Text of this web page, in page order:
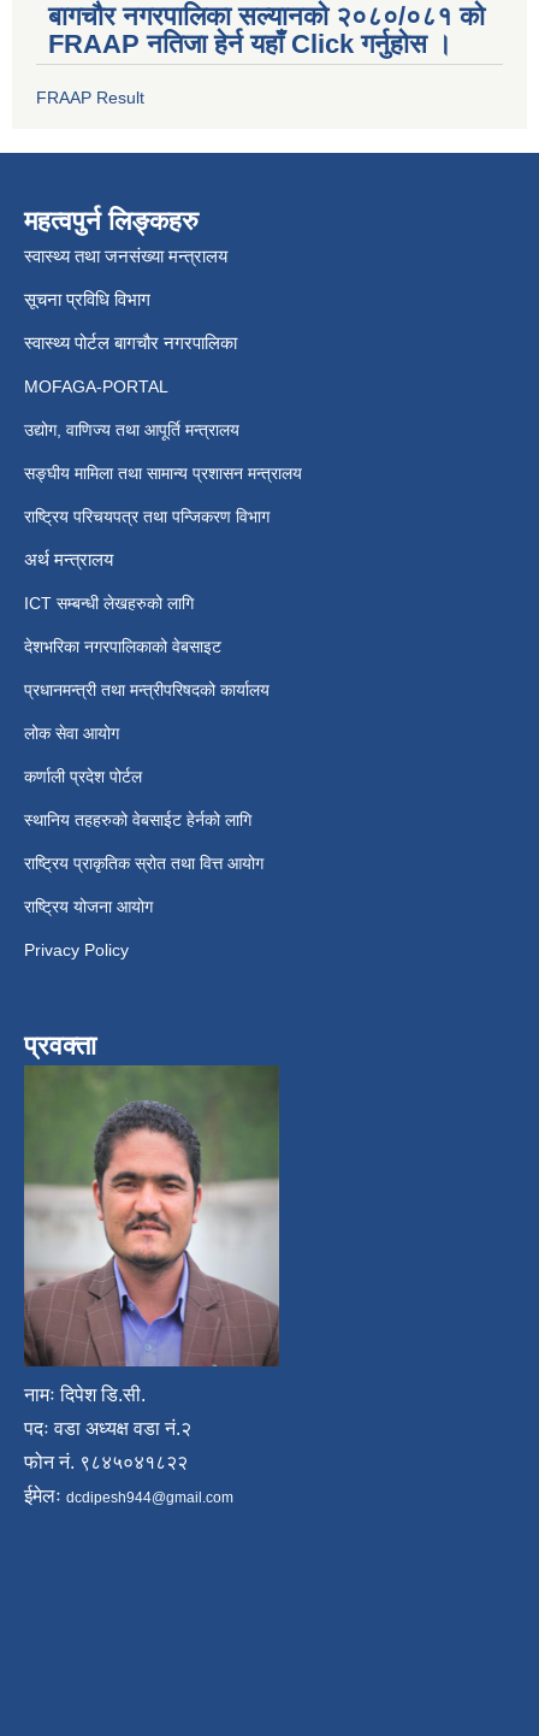
बागचौर नगरपालिका सल्यानको २०८०/०८१ को
FRAAP नतिजा हेर्न यहाँ Click गर्नुहोस ।
FRAAP Result
महत्वपुर्न लिङ्कहरु
स्वास्थ्य तथा जनसंख्या मन्त्रालय
सूचना प्रविधि विभाग
स्वास्थ्य पोर्टल बागचौर नगरपालिका
MOFAGA-PORTAL
उद्योग, वाणिज्य तथा आपूर्ति मन्त्रालय
सङ्घीय मामिला तथा सामान्य प्रशासन मन्त्रालय
राष्ट्रिय परिचयपत्र तथा पन्जिकरण विभाग
अर्थ मन्त्रालय
ICT सम्बन्धी लेखहरुको लागि
देशभरिका नगरपालिकाको वेबसाइट
प्रधानमन्त्री तथा मन्त्रीपरिषदको कार्यालय
लोक सेवा आयोग
कर्णाली प्रदेश पोर्टल
स्थानिय तहहरुको वेबसाईट हेर्नको लागि
राष्ट्रिय प्राकृतिक स्रोत तथा वित्त आयोग
राष्ट्रिय योजना आयोग
Privacy Policy
प्रवक्ता
नामः दिपेश डि.सी.
पदः वडा अध्यक्ष वडा नं.२
फोन नं. ९८४५०४१८२२
ईमेलः dcdipesh944@gmail.com